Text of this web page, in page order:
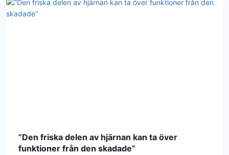
”Den friska delen av hjärnan kan ta över
funktioner från den skadade”